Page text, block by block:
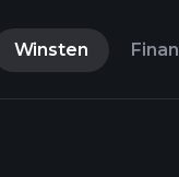
Winsten